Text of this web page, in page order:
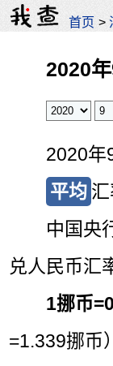
首页 >
2020
2020年
平均
中国央
兑人民币汇
1挪币=
=1.339挪币